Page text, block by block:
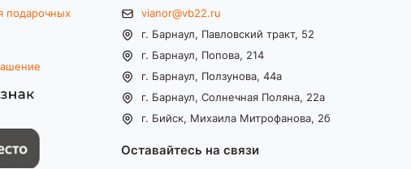
подарочных
vianor@vb22.ru
г. Барнаул, Павловский тракт, 52
г. Барнаул, Попова, 214
г. Барнаул, Ползунова, 44а
г. Барнаул, Солнечная Поляна, 22а
г. Бийск, Михаила Митрофанова, 2б
Оставайтесь на связи